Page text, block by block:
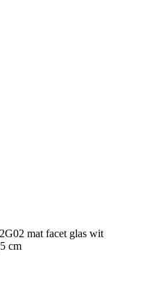
mat facet glas wit
cm